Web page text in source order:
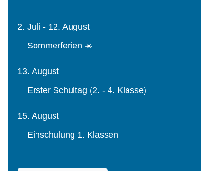
2. Juli - 12. August
Sommerferien ☀️
13. August
Erster Schultag (2. - 4. Klasse)
15. August
Einschulung 1. Klassen